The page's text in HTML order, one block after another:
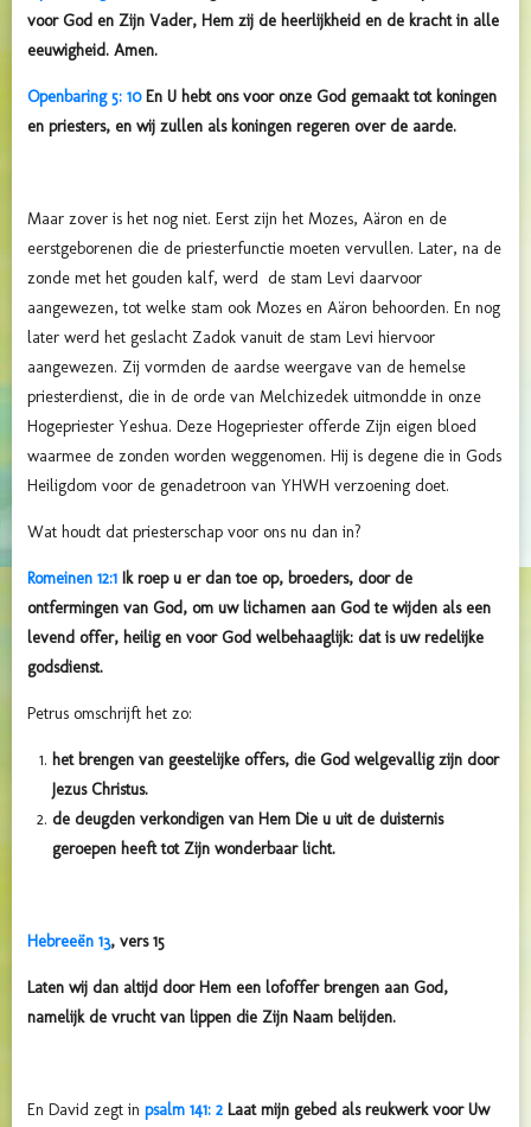
voor God en Zijn Vader, Hem zij de heerlijkheid en de kracht in alle
eeuwigheid. Amen.
Openbaring 5: 10En U hebt ons voor onze God gemaakt tot koningen
en priesters, en wij zullen als koningen regeren over de aarde.
Maar zover is het nog niet. Eerst zijn het Mozes, Aäron en de
eerstgeborenen die de priesterfunctie moeten vervullen. Later, na de
zonde met het gouden kalf, werd de stam Levi daarvoor
aangewezen, tot welke stam ook Mozes en Aäron behoorden. En nog
later werd het geslacht Zadok vanuit de stam Levi hiervoor
aangewezen. Zij vormden de aardse weergave van de hemelse
priesterdienst, die in de orde van Melchizedek uitmondde in onze
Hogepriester Yeshua. Deze Hogepriester offerde Zijn eigen bloed
waarmee de zonden worden weggenomen. Hij is degene die in Gods
Heiligdom voor de genadetroon van YHWH verzoening doet.
Wat houdt dat priesterschap voor ons nu dan in?
Romeinen 12:1 Ik roep u er dan toe op, broeders, door de
ontfermingen van God, om uw lichamen aan God te wijden als een
levend offer, heilig en voor God welbehaaglijk: dat is uw redelijke
godsdienst.
Petrus omschrijft het zo:
het brengen van geestelijke offers, die God welgevallig zijn door
Jezus Christus.
de deugden verkondigen van Hem Die u uit de duisternis
geroepen heeft tot Zijn wonderbaar licht.
Hebreeën 13, vers 15
Laten wij dan altijd door Hem een lofoffer brengen aan God,
namelijk de vrucht van lippen die Zijn Naam belijden.
En David zegt in psalm 141: 2 Laat mijn gebed als reukwerk voor Uw